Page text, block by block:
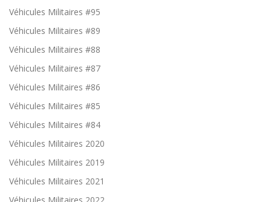
Véhicules Militaires #95
Véhicules Militaires #89
Véhicules Militaires #88
Véhicules Militaires #87
Véhicules Militaires #86
Véhicules Militaires #85
Véhicules Militaires #84
Véhicules Militaires 2020
Véhicules Militaires 2019
Véhicules Militaires 2021
sa
ct
iv
és
Ils
r
et
nt
de
g
ar
nt